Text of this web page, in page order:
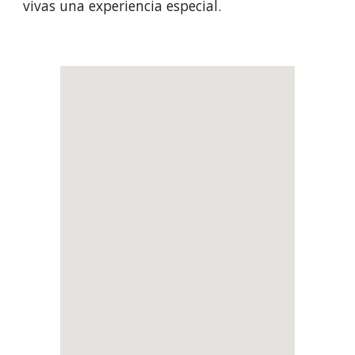
vivas una experiencia especial.